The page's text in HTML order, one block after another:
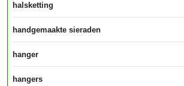
halsketting
handgemaakte sieraden
hanger
hangers